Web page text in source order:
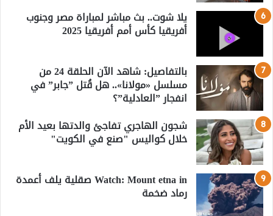
يلا شوت.. بث مباشر لمباراة مصر وجنوب
أفريقيا كأس أمم أفريقيا 2025
بالتفاصيل: شاهد الآن الحلقة 24 من
مسلسل «مولانا».. هل قُتل ”جابر” في
انفجار ”العادلية”؟
شجون الهاجري تفاجئ والدتها بعيد الأم
خلال كواليس "صنع في الكويت"
Watch: Mount etna in صقلية يلف أعمدة
رماد ضخمة